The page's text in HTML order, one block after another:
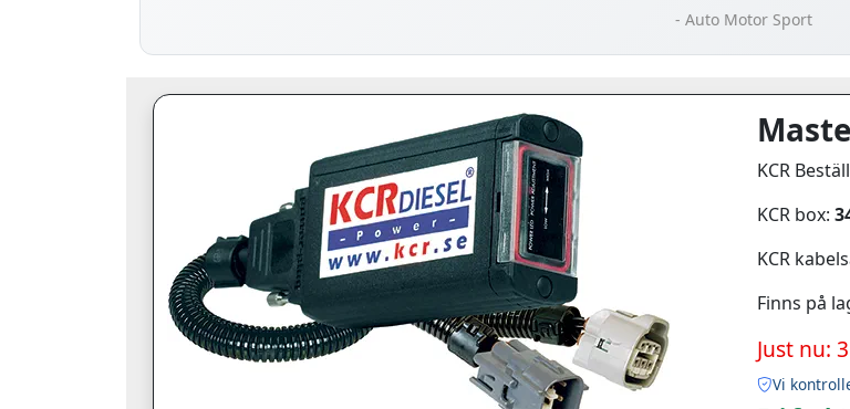
- Auto Motor Sport
KCR
KCR box:
KCR
Finns på
Just nu:
Vi